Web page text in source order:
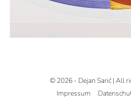
© 2026 - Dejan Sarić | All
Impressum